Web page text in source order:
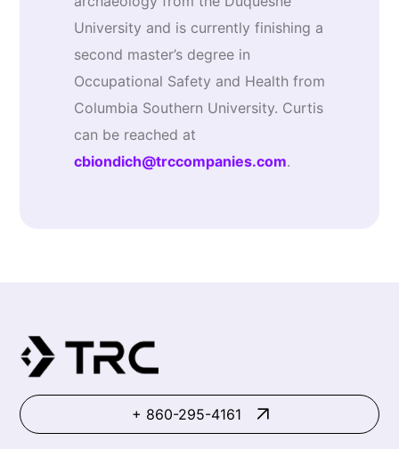
University and is currently finishing a
second master’s degree in
Occupational Safety and Health from
Columbia Southern University. Curtis
can be reached at
cbiondich@trccompanies.com.
+ 860-295-4161